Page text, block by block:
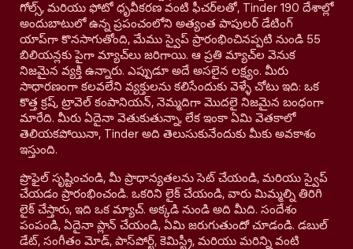
గోల్స్, మరియు ఫోటో ధృవీకరణ వంటి ఫీచర్‌లతో, Tinder 190 దేశాల్లో
అందుబాటులో ఉన్న ప్రపంచంలోని అత్యంత పాపులర్ డేటింగ్
యాప్‌గా కొనసాగుతోంది, మేము స్వైప్ ప్రారంభించినప్పటి నుండి 55
బిలియన్లకు పైగా మ్యాచ్‌లు జరిగాయి. ఆ ప్రతి మ్యాచ్‌ల వెనుక
నిజమైన వ్యక్తి ఉన్నారు. ఎప్పుడూ అదే అసలైన లక్ష్యం. మీరు
సాధారణంగా కలవలేని వ్యక్తులను కలిసేందుకు వెళ్ళే చోటు ఇది: ఒక
కొత్త క్రష్, ట్రావెల్ కంపానియన్, నెమ్మదిగా మొదలై నిజమైన బంధంగా
మారేది. మీరు ఏదైనా వెతుకుతున్నా, లేక ఇంకా ఏమి వెతకాలో
తెలియకపోయినా, Tinder అది తెలుసుకునేందుకు మీకు అవకాశం
ఇస్తుంది.
ప్రొఫైల్ సృష్టించండి, మీ ప్రాధాన్యతలను సెట్ చేయండి, మరియు స్వైప్
చేయడం ప్రారంభించండి. ఒకరిని లైక్ చేయండి, వారు మిమ్మల్ని తిరిగి
లైక్ చేస్తారు, ఇది ఒక మ్యాచ్. అక్కడి నుండి అది మీది. సందేశం
పంపండి, ఏదైనా ప్లాన్ చేయండి, ఏమి జరుగుతుందో చూడండి. డబుల్
డేట్, సంగీతం మోడ్, పాస్‌పోర్ట్, కెమిస్ట్రీ, మరియు మరిన్ని వంటి